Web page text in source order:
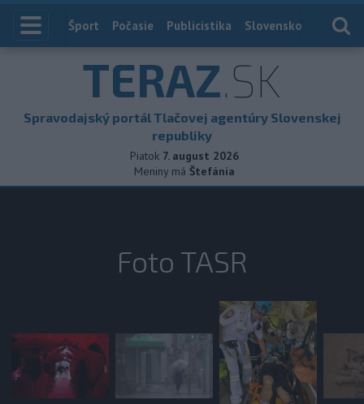
Index
Šport Počasie Publicistika Slovensko
TERAZ.SK
Spravodajský portál Tlačovej agentúry Slovenskej
republiky
Piatok 7. august 2026
Meniny má Štefánia
Foto TASR